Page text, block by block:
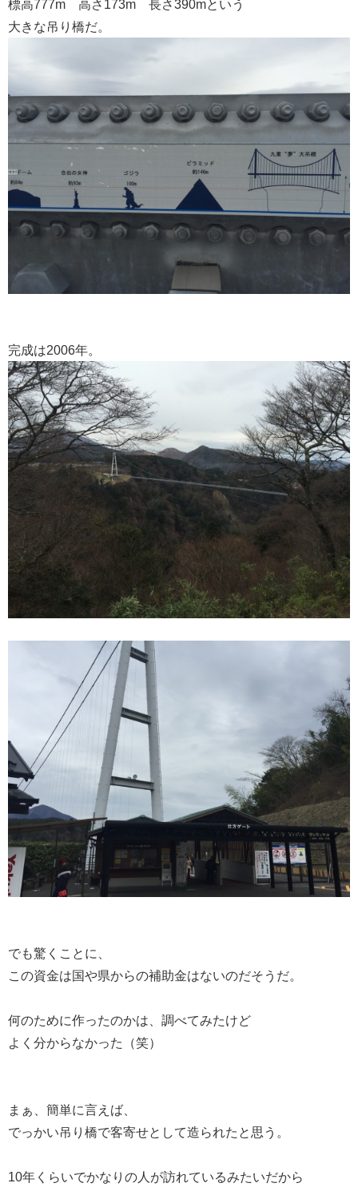
標高777m 高さ173m 長さ390mという
大きな吊り橋だ。
完成は2006年。
でも驚くことに、
この資金は国や県からの補助金はないのだそうだ。
何のために作ったのかは、調べてみたけど
よく分からなかった（笑）
まぁ、簡単に言えば、
でっかい吊り橋で客寄せとして造られたと思う。
10年くらいでかなりの人が訪れているみたいだから